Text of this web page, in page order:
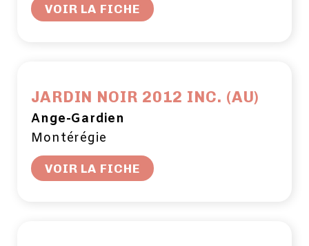
VOIR LA FICHE
JARDIN NOIR 2012 INC. (AU)
Ange-Gardien
Montérégie
VOIR LA FICHE